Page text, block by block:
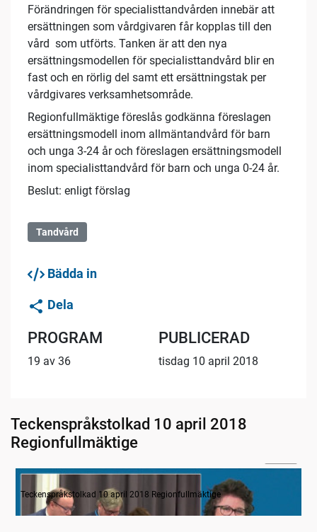
Förändringen för specialisttandvården innebär att
ersättningen som vårdgivaren får kopplas till den
vård som utförts. Tanken är att den nya
ersättningsmodellen för specialisttandvård blir en
fast och en rörlig del samt ett ersättningstak per
vårdgivares verksamhetsområde.
Regionfullmäktige föreslås godkänna föreslagen
ersättningsmodell inom allmäntandvård för barn
och unga 3-24 år och föreslagen ersättningsmodell
inom specialisttandvård för barn och unga 0-24 år.
Beslut: enligt förslag
Tandvård
Bädda in
Dela
PROGRAM
19 av 36
PUBLICERAD
tisdag 10 april 2018
Teckenspråkstolkad 10 april 2018
Regionfullmäktige
Teckenspråkstolkad 10 april 2018 Regionfullmäktige